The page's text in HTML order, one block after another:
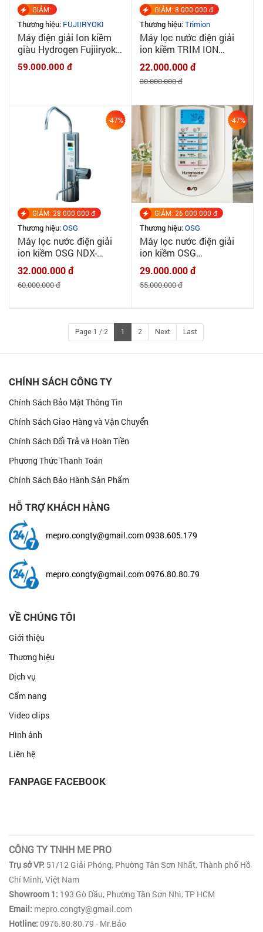
GIẢM:
Thương hiệu: FUJIIRYOKI
Máy điện giải Ion kiềm
giàu Hydrogen Fujiiryoki
HWP77
59.000.000 đ
GIẢM: 8.000.000 đ
Thương hiệu:Trimion
Máy lọc nước điện giải
ion kiềm TRIM ION
HYPER - MADE IN
JAPAN
22.000.000 đ
30.000.000 đ
-47%
GIẢM: 28.000.000 đ
Thương hiệu:OSG
Máy lọc nước điện giải
ion kiềm OSG NDX-
501LM - Japan
32.000.000 đ
60.000.000 đ
-47%
GIẢM: 26.000.000 đ
Thương hiệu:OSG
Máy lọc nước điện giải
ion kiềm OSG
Humanwater Hu121 -
MADE IN JAPAN
29.000.000 đ
55.000.000 đ
Page 1 / 2 1 2 Next Last
CHÍNH SÁCH CÔNG TY
Chính Sách Bảo Mật Thông Tin
Chính Sách Giao Hàng và Vận Chuyển
Chính Sách Đổi Trả và Hoàn Tiền
Phương Thức Thanh Toán
Chính Sách Bảo Hành Sản Phẩm
HỖ TRỢ KHÁCH HÀNG
mepro.congty@gmail.com0938.605.179
mepro.congty@gmail.com0976.80.80.79
VỀ CHÚNG TÔI
Giới thiệu
Thương hiệu
Dịch vụ
Cẩm nang
Video clips
Hình ảnh
Liên hệ
FANPAGE FACEBOOK
CÔNG TY TNHH ME PRO
Trụ sở VP: 51/12 Giải Phóng, Phường Tân Sơn Nhất, Thành phố Hồ
Chí Minh, Việt Nam
Showroom 1: 193 Gò Dầu, Phường Tân Sơn Nhì, TP HCM
Email: mepro.congty@gmail.com
Hotline: 0976.80.80.79 - Mr.Bảo